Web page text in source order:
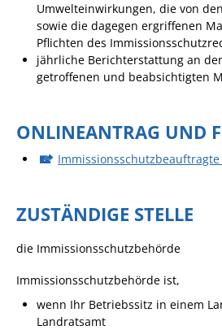
Kommunale
Zahlen &
Angebote
Kontakt
Umwelteinwirkungen, die von
sowie die dagegen ergriffenen
Pflichten des
jährliche Berichterstattung an
getroffenen und beabsichtigten
ONLINEANTRAG UND
ZUSTÄNDIGE STELLE
die Immissionsschutzbehörde
Immissionsschutzbehörde ist,
wenn Ihr Betriebssitz in einem
Landratsamt